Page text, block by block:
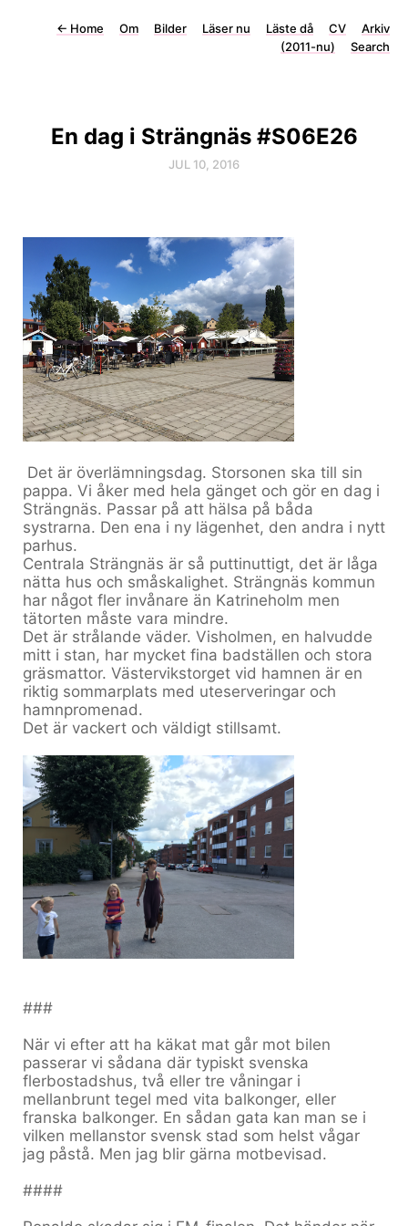
← Home Om Bilder Läser nu Läste då CV
Arkiv
(2011-nu)
Search
En dag i Strängnäs #S06E26
JUL 10, 2016
Det är överlämningsdag. Storsonen ska till sin
pappa. Vi åker med hela gänget och gör en dag i
Strängnäs. Passar på att hälsa på båda
systrarna. Den ena i ny lägenhet, den andra i nytt
parhus.
Centrala Strängnäs är så puttinuttigt, det är låga
nätta hus och småskalighet. Strängnäs kommun
har något fler invånare än Katrineholm men
tätorten måste vara mindre.
Det är strålande väder. Visholmen, en halvudde
mitt i stan, har mycket fina badställen och stora
gräsmattor. Västervikstorget vid hamnen är en
riktig sommarplats med uteserveringar och
hamnpromenad.
Det är vackert och väldigt stillsamt.
###
När vi efter att ha käkat mat går mot bilen
passerar vi sådana där typiskt svenska
flerbostadshus, två eller tre våningar i
mellanbrunt tegel med vita balkonger, eller
franska balkonger. En sådan gata kan man se i
vilken mellanstor svensk stad som helst vågar
jag påstå. Men jag blir gärna motbevisad.
####